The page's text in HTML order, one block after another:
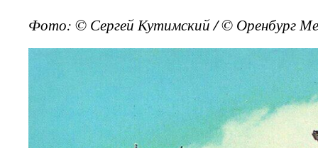
Фото: © Сергей Кутимский / © Оренбург